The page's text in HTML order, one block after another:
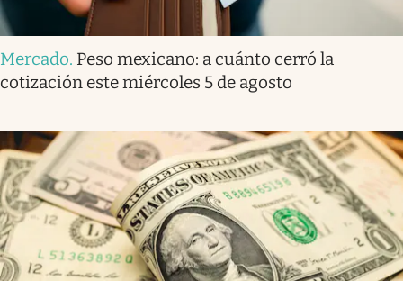
Mercado. Peso mexicano: a cuánto cerró la
cotización este miércoles 5 de agosto